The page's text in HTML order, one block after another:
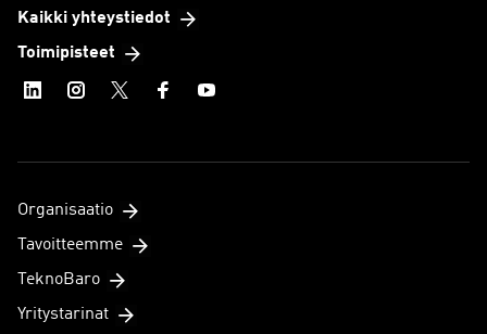
Kaikki yhteystiedot
Toimipisteet
Organisaatio
Tavoitteemme
TeknoBaro
Yritystarinat